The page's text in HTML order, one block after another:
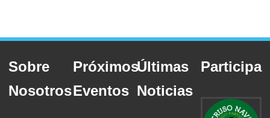
Sobre
Nosotros
Próximos
Eventos
Últimas
Noticias
Participa